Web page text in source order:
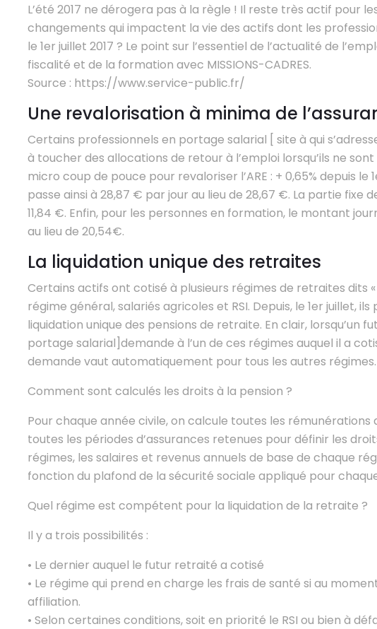
L’été 2017 ne dérogera pas à la règle ! Il reste très actif pour
changements qui impactent la vie des actifs dont les
le 1er juillet 2017 ? Le point sur l’essentiel de l’actualité de
fiscalité et de la formation avec MISSIONS-CADRES.
Source : https://www.service-public.fr/
Une revalorisation à minima de
Certains professionnels en portage salarial [ site à qui
à toucher des allocations de retour à l’emploi lorsqu’ils ne sont
micro coup de pouce pour revaloriser l’ARE : + 0,65% depuis le
passe ainsi à 28,87 € par jour au lieu de 28,67 €. La partie fixe
11,84 €. Enfin, pour les personnes en formation, le montant
au lieu de 20,54€.
La liquidation unique des retraites
Certains actifs ont cotisé à plusieurs régimes de retraites dits
régime général, salariés agricoles et RSI. Depuis, le 1er juillet,
liquidation unique des pensions de retraite. En clair, lorsqu’un
portage salarial]demande à l’un de ces régimes auquel il a
demande vaut automatiquement pour tous les autres régimes.
Comment sont calculés les droits à la pension ?
Pour chaque année civile, on calcule toutes les rémunérations
toutes les périodes d’assurances retenues pour définir les
régimes, les salaires et revenus annuels de base de chaque
fonction du plafond de la sécurité sociale appliqué pour
Quel régime est compétent pour la liquidation de la retraite ?
Il y a trois possibilités :
• Le dernier auquel le futur retraité a cotisé
• Le régime qui prend en charge les frais de santé si au
affiliation.
• Selon certaines conditions, soit en priorité le RSI ou bien à